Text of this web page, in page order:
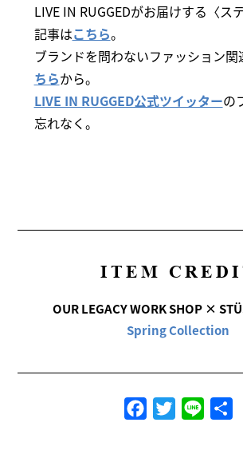
LIVE IN RUGGEDがお届けする〈ス
記事はこちら。
ブランドを問わないファッション関
ちらから。
LIVE IN RUGGED公式ツイッターの
忘れなく。
ITEM
OUR LEGACY WORK SHOP ×
Spring Collection
FacebookTwitterLine